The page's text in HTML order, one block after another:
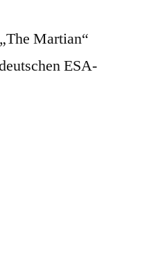
Martian“
ESA-